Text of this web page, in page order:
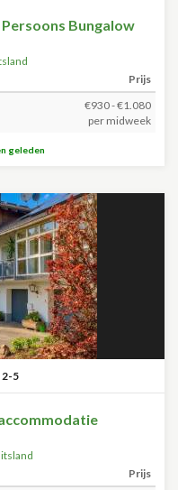
Bungalow
Prijs
€930 - €1.080
per midweek
geleden
2-5
Prijs